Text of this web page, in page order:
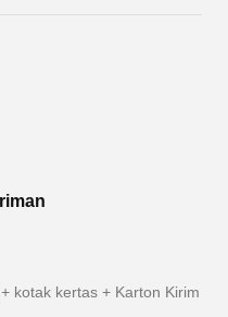
kotak kertas + Karton Kirim